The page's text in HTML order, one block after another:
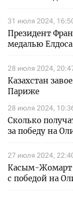
31 июля 2024,
Президент
медалью
28 июля 2024,
Казахстан
Париже
28 июля 2024,
Сколько
за победу на
27 июля 2024,
Касым-Жомарт
с победой на